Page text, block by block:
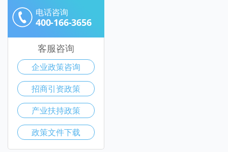
电话咨询
400-166-3656
客服咨询
企业政策咨询
招商引资政策
产业扶持政策
政策文件下载